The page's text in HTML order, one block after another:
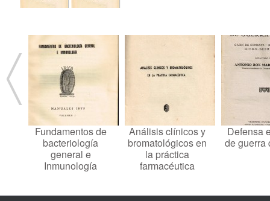
Fundamentos de
bacteriología
general e
Inmunología
Análisis clínicos y
bromatológicos en
la práctica
farmacéutica
Defensa
de guerra